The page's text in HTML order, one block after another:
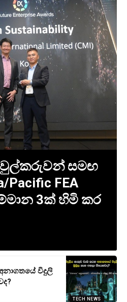
සමඟ
Pacific FEA
3ක් හිමි කර
TECH NEWS
විදුලි